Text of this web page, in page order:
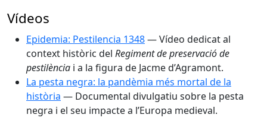
Vídeos
Epidemia: Pestilencia 1348— Vídeo dedicat al
context històric del Regiment de preservació de
pestilència i a la figura de Jacme d’Agramont.
La pesta negra: la pandèmia més mortal de la
història — Documental divulgatiu sobre la pesta
negra i el seu impacte a l’Europa medieval.